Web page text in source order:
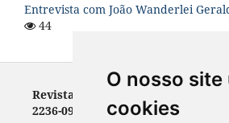
O nosso site
cookies
Entrevista com João Wanderlei
44
Revista Letras - ISSN 0100-0888
2236-0999 (versão eletrônica)